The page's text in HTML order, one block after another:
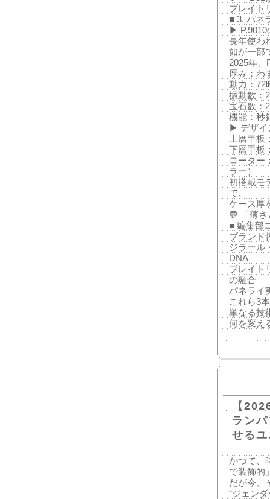
ブレイト
■ 3. パネ
▶ P.9010
長年使わ
如が一部
2025年、
厚み：わ
動力：72
振動数：
宝石数：
機能：秒
▶ デザイ
上層甲
下層甲板
ローター
ラー）
初搭載モ
で、
ケース厚
💬 「薄
■ 編集部
ブランド
ジラール
DNA
ブレイト
の融合
パネライ
これら3
単なる技
何を変え
【
ラン
せる
かつて、
で装飾的
だが今、
“ジェン